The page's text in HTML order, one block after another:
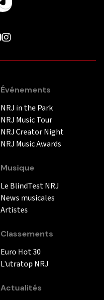
Événements
NRJ in the Park
NRJ Music Tour
NRJ Creator Night
NRJ Music Awards
Musique
Le BlindTest NRJ
News musicales
Artistes
Classements
Euro Hot 30
L'utratop NRJ
Actualités